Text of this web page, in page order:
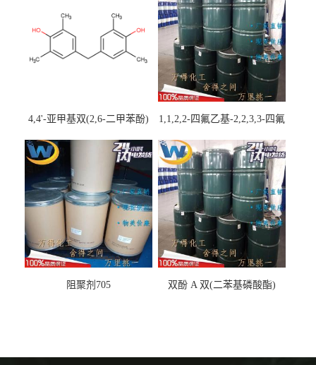
4,4'-亚甲基双(2,6-二甲苯酚)
1,1,2,2-四氟乙基-2,2,3,3-四氟
阻聚剂705 双酚 A 双(二苯基磷酸酯)